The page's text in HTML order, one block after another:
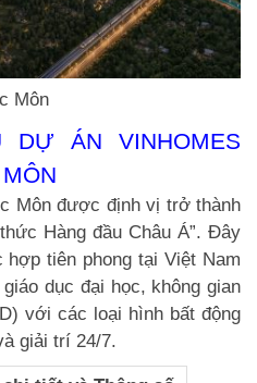
Môn
DỰ ÁN VINHOMES
Môn được định vị trở thành
Hàng đầu Châu Á”. Đây
tiên phong tại Việt Nam
dục đại học, không gian
với các loại hình bất động
giải trí 24/7.